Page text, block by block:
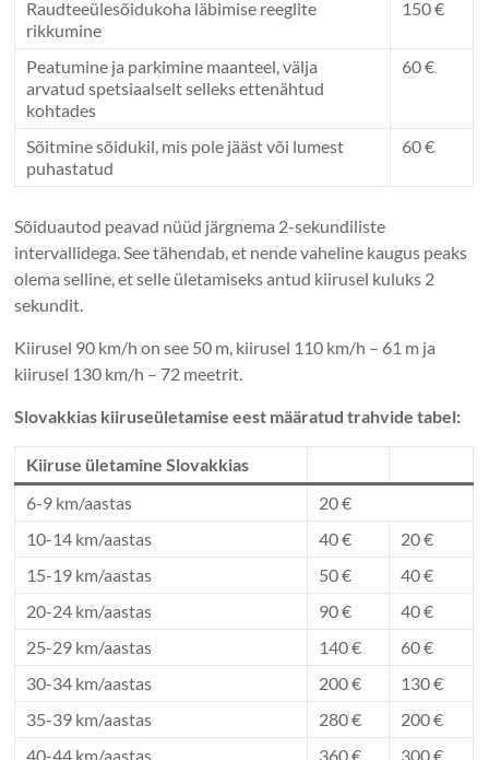
Raudteeülesõidukoha läbimise reeglite
rikkumine
150 €
Peatumine ja parkimine maanteel, välja
arvatud spetsiaalselt selleks ettenähtud
kohtades
60 €
Sõitmine sõidukil, mis pole jääst või lumest
puhastatud
60 €
Sõiduautod peavad nüüd järgnema 2-sekundiliste
intervallidega. See tähendab, et nende vaheline kaugus peaks
olema selline, et selle ületamiseks antud kiirusel kuluks 2
sekundit.
Kiirusel 90 km/h on see 50 m, kiirusel 110 km/h – 61 m ja
kiirusel 130 km/h – 72 meetrit.
Slovakkias kiiruseületamise eest määratud trahvide tabel:
Kiiruse ületamine Slovakkias
6-9 km/aastas
20 €
10-14 km/aastas
40 €
20 €
15-19 km/aastas
50 €
40 €
20-24 km/aastas
90 €
40 €
25-29 km/aastas
140 €
60 €
30-34 km/aastas
200 €
130 €
35-39 km/aastas
280 €
200 €
40-44 km/aastas
360 €
300 €